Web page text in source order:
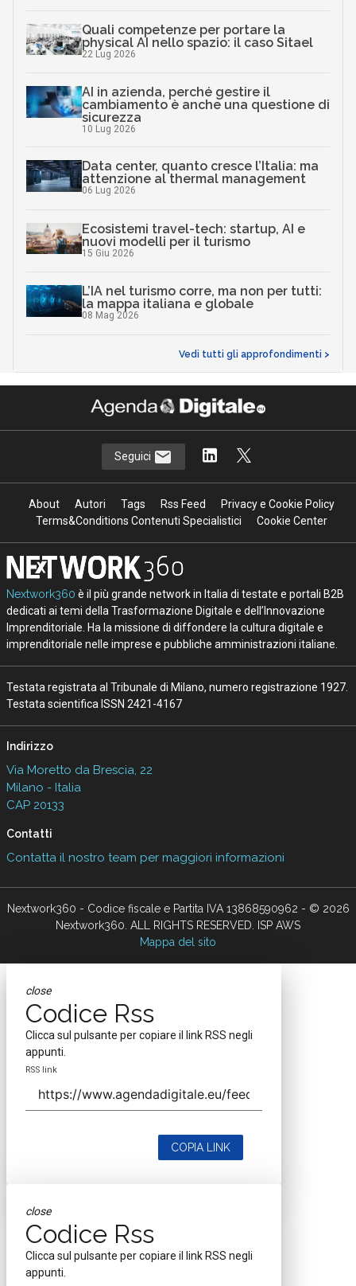
Quali competenze per portare la
physical AI nello spazio: il caso Sitael
22 Lug 2026
AI in azienda, perché gestire il
cambiamento è anche una questione di
sicurezza
10 Lug 2026
Data center, quanto cresce l’Italia: ma
attenzione al thermal management
06 Lug 2026
Ecosistemi travel-tech: startup, AI e
nuovi modelli per il turismo
15 Giu 2026
L’IA nel turismo corre, ma non per tutti:
la mappa italiana e globale
08 Mag 2026
Vedi tutti gli approfondimenti >
Seguici
About Autori Tags Rss Feed
Privacy e Cookie Policy
Terms&Conditions Contenuti Specialistici
Cookie Center
Nextwork360 è il più grande network in Italia di testate e portali B2B
dedicati ai temi della Trasformazione Digitale e dell’Innovazione
Imprenditoriale. Ha la missione di diffondere la cultura digitale e
imprenditoriale nelle imprese e pubbliche amministrazioni italiane.
Testata registrata al Tribunale di Milano, numero registrazione 1927.
Testata scientifica ISSN 2421-4167
Indirizzo
Via Moretto da Brescia, 22
Milano - Italia
CAP 20133
Contatti
Contatta il nostro team per maggiori informazioni
Nextwork360 - Codice fiscale e Partita IVA 13868590962 - © 2026
Nextwork360. ALL RIGHTS RESERVED. ISP AWS
Mappa del sito
close
Codice Rss
Clicca sul pulsante per copiare il link RSS negli
appunti.
RSS link
COPIA LINK
close
Codice Rss
Clicca sul pulsante per copiare il link RSS negli
appunti.